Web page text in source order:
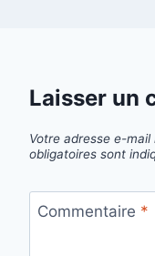
Laisser un
Votre adresse e-mail
obligatoires sont
Commentaire *